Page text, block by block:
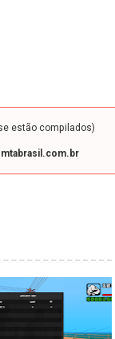
estão compilados)